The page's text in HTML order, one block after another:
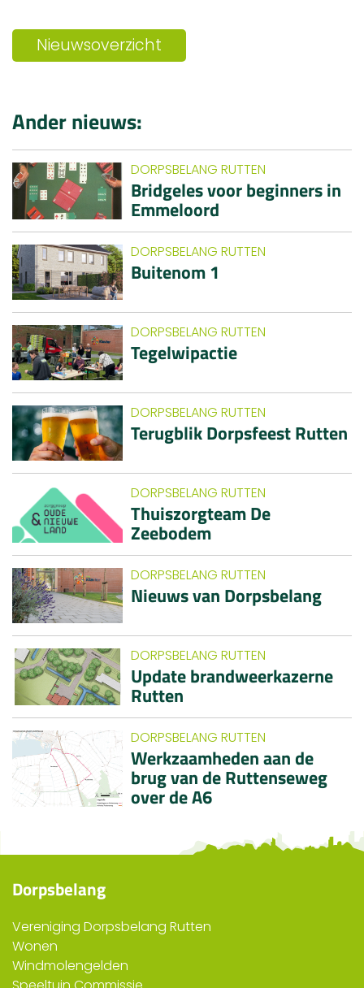
Nieuwsoverzicht
Ander nieuws:
DORPSBELANG RUTTEN
Bridgeles voor beginners in
Emmeloord
DORPSBELANG RUTTEN
Buitenom 1
DORPSBELANG RUTTEN
Tegelwipactie
DORPSBELANG RUTTEN
Terugblik Dorpsfeest Rutten
DORPSBELANG RUTTEN
Thuiszorgteam De
Zeebodem
DORPSBELANG RUTTEN
Nieuws van Dorpsbelang
DORPSBELANG RUTTEN
Update brandweerkazerne
Rutten
DORPSBELANG RUTTEN
Werkzaamheden aan de
brug van de Ruttenseweg
over de A6
Dorpsbelang
Vereniging Dorpsbelang Rutten
Wonen
Windmolengelden